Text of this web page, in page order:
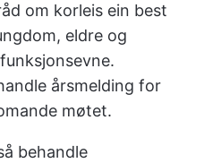
om korleis ein best
eldre og
årsmelding for
møtet.
behandle